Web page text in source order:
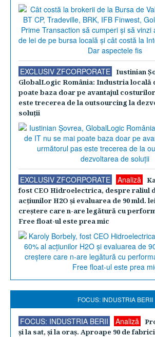
EXCLUSIV ZFCORPORATE
Iustinian
GlobalLogic România: Industria locală
poate baza doar pe avantajul
este trecerea de la outsourcing la
soluţii
EXCLUSIV ZFCORPORATE Analiză
fost CEO Hidroelectrica, despre raliul
acţiunilor H2O şi evaluarea de 90 mld.
creştere care n-are legătură cu
Free float-ul este prea mic
FOCUS: INDUSTRIA BERII
FOCUS: INDUSTRIA BERII Analiză
şi la sat, şi la oraş. Aproape 90 de